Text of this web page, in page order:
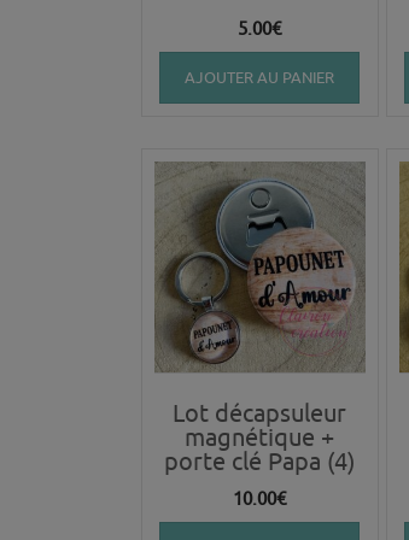
5.00€
AJOUTER AU PANIER
Lot décapsuleur
magnétique +
porte clé Papa (4)
10.00€